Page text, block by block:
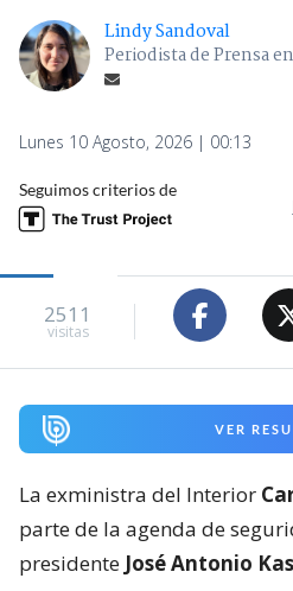
Lindy Sandoval
Periodista de Prensa
Lunes 10 Agosto, 2026 | 00:13
Seguimos criterios de
2511
visitas
VER
La exministra del Interior
parte de la agenda de
presidente José Antonio